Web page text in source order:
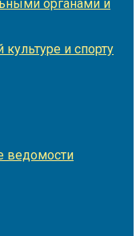
органами и
и спорту
ведомости